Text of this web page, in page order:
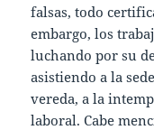
falsas, todo
embargo, los
luchando por su
asistiendo a la
vereda, a la
laboral. Cabe